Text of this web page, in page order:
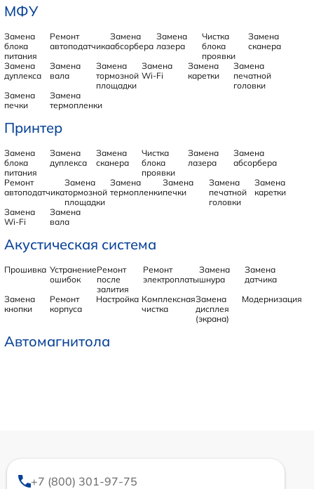
МФУ
Замена
блока
питания
Ремонт
автоподатчика
Замена
абсорбера
Замена
лазера
Чистка
блока
проявки
Замена
сканера
Замена
дуплекса
Замена
вала
Замена
тормозной
площадки
Замена
Wi-Fi
Замена
каретки
Замена
печатной
головки
Замена
печки
Замена
термопленки
Принтер
Замена
блока
питания
Замена
дуплекса
Замена
сканера
Чистка
блока
проявки
Замена
лазера
Замена
абсорбера
Ремонт
автоподатчика
Замена
тормозной
площадки
Замена
термопленки
Замена
печки
Замена
печатной
головки
Замена
каретки
Замена
Wi-Fi
Замена
вала
Акустическая система
Прошивка Устранение
ошибок
Ремонт
после
залития
Ремонт
электроплаты
Замена
шнура
Замена
датчика
Замена
кнопки
Ремонт
корпуса
Настройка Комплексная
чистка
Замена
дисплея
(экрана)
Модернизация
Автомагнитола
+7 (800) 301-97-75